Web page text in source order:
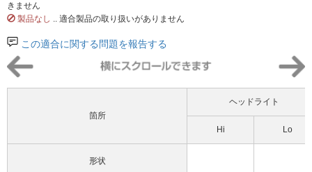
きません
製品なし .. 適合製品の取り扱いがありません
この適合に関する問題を報告する
箇所
ヘッドライト
Hi Lo
形状